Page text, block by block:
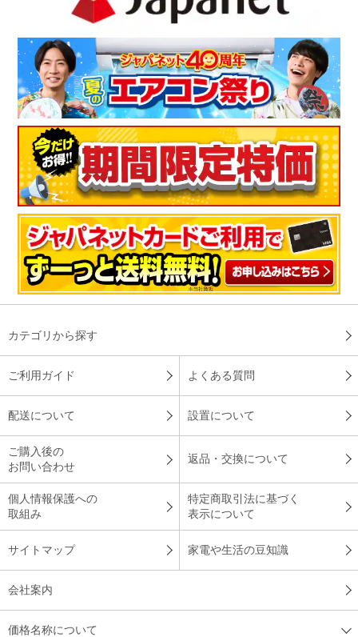
カテゴリから探す
ご利用ガイド よくある質問
配送について 設置について
ご購入後の
お問い合わせ
返品・交換について
個人情報保護への
取組み
特定商取引法に基づく
表示について
サイトマップ 家電や生活の豆知識
会社案内
価格名称について